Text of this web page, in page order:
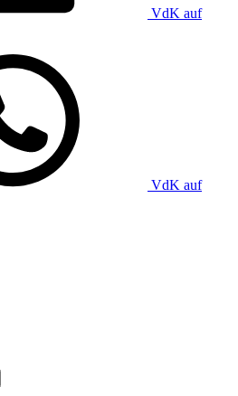
VdK auf
VdK auf